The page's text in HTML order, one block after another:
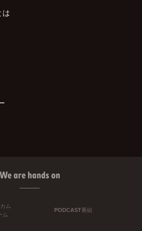
は
We are hands on
ム
ム
PODCAST番組